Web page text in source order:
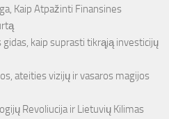
Kaip Atpažinti Finansines
kaip suprasti tikrąją investicijų
ateities vizijų ir vasaros magijos
Revoliucija ir Lietuvių Kilimas